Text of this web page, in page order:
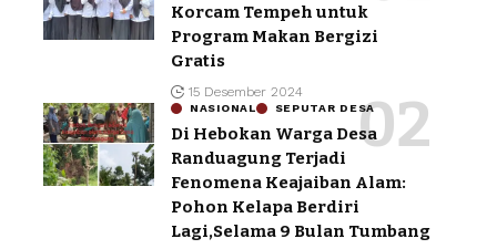
Korcam Tempeh untuk
Program Makan Bergizi
Gratis
15 Desember 2024
NASIONAL SEPUTAR DESA
Di Hebokan Warga Desa
Randuagung Terjadi
Fenomena Keajaiban Alam:
Pohon Kelapa Berdiri
Lagi,Selama 9 Bulan Tumbang